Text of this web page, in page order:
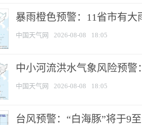
暴雨橙色预警：11省市有
中国天气网 2026-08-08 18:05
中小河流洪水气象风险预
中国天气网 2026-08-08 18:05
台风预警：“白海豚”将于9